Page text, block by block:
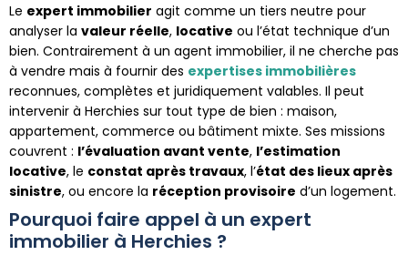
Le expert immobilier agit comme un tiers neutre pour
analyser la valeur réelle, locative ou l’état technique d’un
bien. Contrairement à un agent immobilier, il ne cherche pas
à vendre mais à fournir des expertises immobilières
reconnues, complètes et juridiquement valables. Il peut
intervenir à Herchies sur tout type de bien : maison,
appartement, commerce ou bâtiment mixte. Ses missions
couvrent : l’évaluation avant vente, l’estimation
locative, le constat après travaux, l’état des lieux après
sinistre, ou encore la réception provisoire d’un logement.
Pourquoi faire appel à un expert
immobilier à Herchies ?